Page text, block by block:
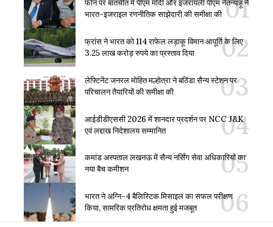
फोन पर बातचीत में पीएम मोदी और इजरायली पीएम नेतन्याहू ने
भारत-इजराइल रणनीतिक साझेदारी की समीक्षा की
फ्रांस ने भारत को 114 राफेल लड़ाकू विमान आपूर्ति के लिए
3.25 लाख करोड़ रुपये का प्रस्ताव दिया
लेफ्टिनेंट जनरल मोहित मल्होत्रा ने बठिंडा सैन्य स्टेशन पर
परिचालन तैयारियों की समीक्षा की
आईडीडीएससी 2026 में शानदार प्रदर्शन पर NCC J&K
एवं लद्दाख निदेशालय सम्मानित
कमांड अस्पताल लखनऊ में सैन्य नर्सिंग सेवा अधिकारियों का
नया बैच कमीशन
भारत ने अग्नि-4 बैलिस्टिक मिसाइल का सफल परीक्षण
किया, सामरिक प्रतिरोध क्षमता हुई मजबूत